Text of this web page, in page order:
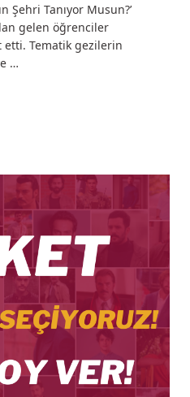
Şehri Tanıyor Musun?’
gelen öğrenciler
etti. Tematik gezilerin
…